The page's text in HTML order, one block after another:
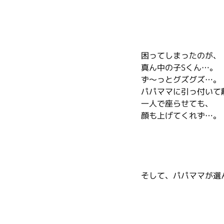
困ってしまったのが、
真ん中の子Sくん…。
ず～っとグズグズ…。
パパママに引っ付いて
一人で座らせても、
顔も上げてくれず…。
そして、パパママが